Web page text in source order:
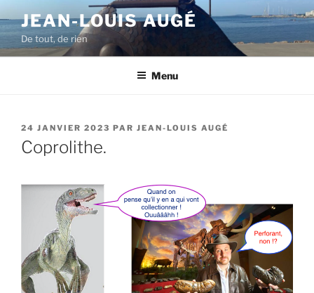
au
contenu
principal
JEAN-LOUIS AUGÉ
De tout, de rien
Menu
PUBLIÉ
LE
24 JANVIER 2023 PAR JEAN-LOUIS AUGÉ
Coprolithe.